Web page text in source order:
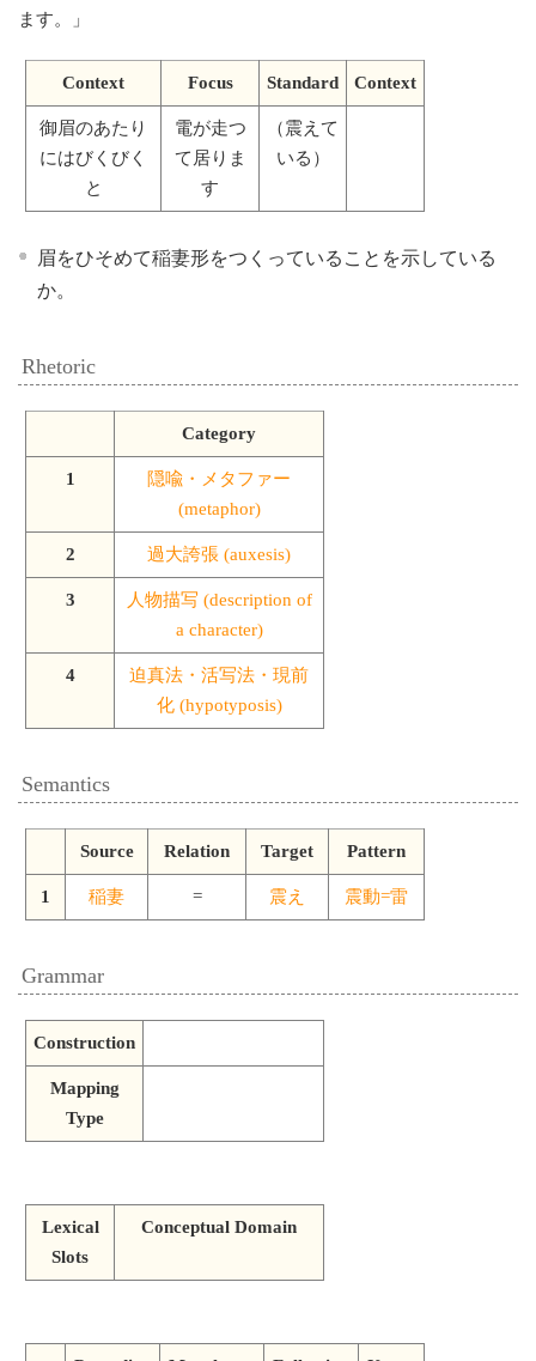
ます。
」
Context Focus Standard Context
御眉のあたり
にはびくびく
と
電が走つ
て居りま
す
（震えて
いる）
眉をひそめて稲妻形をつくっていることを示している
か。
Rhetoric
Category
1
隠喩・メタファー
(metaphor)
2 過大誇張 (auxesis)
3
人物描写 (description of
a character)
4
迫真法・活写法・現前
化 (hypotyposis)
Semantics
Source Relation Target Pattern
1 稲妻 = 震え 震動=雷
Grammar
Construction
Mapping
Type
Lexical
Slots
Conceptual Domain